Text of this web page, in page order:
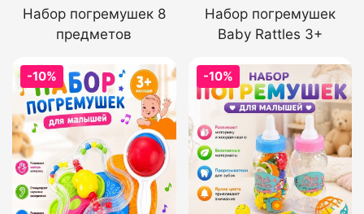
Набор погремушек 8
предметов
Набор погремушек
Baby Rattles 3+
-10% -10%